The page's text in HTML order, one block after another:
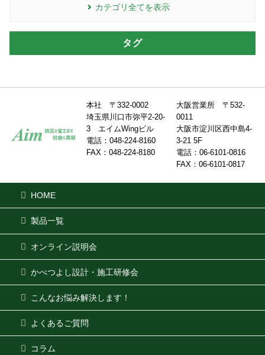
カテゴリ全てを表示
タグ
本社 〒332-0002
埼玉県川口市弥平2-20-
3 エイムWingビル
電話：048-224-8160
FAX：048-224-8180
大阪営業所 〒532-
0011
大阪市淀川区西中島4-
3-21 5F
電話：06-6101-0816
FAX：06-6101-0817
HOME
製品一覧
オンライン説明会
かべつよし設計・施工研修会
こんなお悩み解決します！
よくあるご質問
コラム